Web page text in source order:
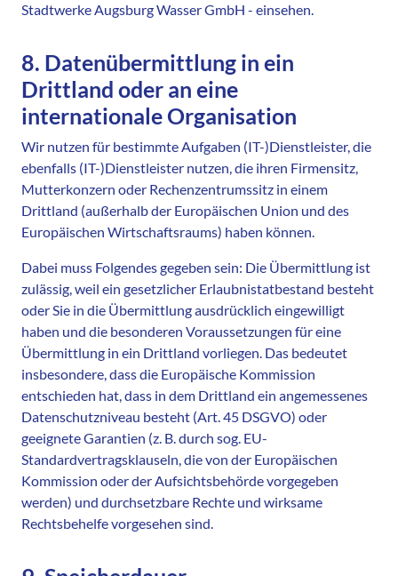
Stadtwerke Augsburg Wasser GmbH - einsehen.
8. Datenübermittlung in ein
Drittland oder an eine
internationale Organisation
Wir nutzen für bestimmte Aufgaben (IT-)Dienstleister, die
ebenfalls (IT-)Dienstleister nutzen, die ihren Firmensitz,
Mutterkonzern oder Rechenzentrumssitz in einem
Drittland (außerhalb der Europäischen Union und des
Europäischen Wirtschaftsraums) haben können.
Dabei muss Folgendes gegeben sein: Die Übermittlung ist
zulässig, weil ein gesetzlicher Erlaubnistatbestand besteht
oder Sie in die Übermittlung ausdrücklich eingewilligt
haben und die besonderen Voraussetzungen für eine
Übermittlung in ein Drittland vorliegen. Das bedeutet
insbesondere, dass die Europäische Kommission
entschieden hat, dass in dem Drittland ein angemessenes
Datenschutzniveau besteht (Art. 45 DSGVO) oder
geeignete Garantien (z. B. durch sog. EU-
Standardvertragsklauseln, die von der Europäischen
Kommission oder der Aufsichtsbehörde vorgegeben
werden) und durchsetzbare Rechte und wirksame
Rechtsbehelfe vorgesehen sind.